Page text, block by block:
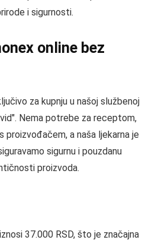
i sigurnosti.
online bez
za kupnju u našoj službenoj
Nema potrebe za receptom,
proizvođačem, a naša ljekarna je
sigurnu i pouzdanu
proizvoda.
37.000 RSD, što je značajna